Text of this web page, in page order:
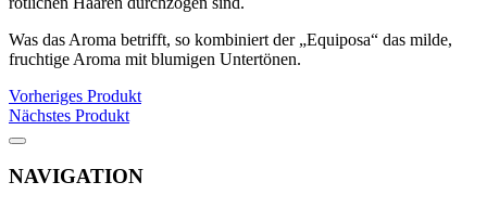
Was das Aroma betrifft, so kombiniert der „Equiposa“ das milde,
fruchtige Aroma mit blumigen Untertönen.
Vorheriges Produkt
Nächstes Produkt
NAVIGATION